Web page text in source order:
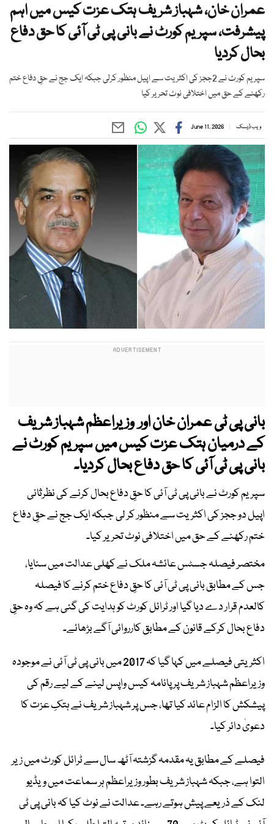
عمران خان، شہباز شریف ہتک عزت کیس میں اہم
پیشرفت، سپریم کورٹ نے بانی پی ٹی آئی کا حق دفاع
بحال کردیا
سپریم کورٹ نے 2ججز کی اکثریت سے اپیل منظور کرلی جبکہ ایک جج نے حقِ دفاع ختم
رکھنے کے حق میں اختلافی نوٹ تحریر کیا
ویب ڈیسک June 11, 2026
بانی پی ٹی عمران خان اور وزیراعظم شہباز شریف
کے درمیان ہتک عزت کیس میں سپریم کورٹ نے
بانی پی ٹی آئی کا حق دفاع بحال کردیا۔
سپریم کورٹ نے بانی پی ٹی آئی کا حقِ دفاع بحال کرنے کی نظرثانی
اپیل دو ججز کی اکثریت سے منظور کر لی جبکہ ایک جج نے حقِ دفاع
ختم رکھنے کے حق میں اختلافی نوٹ تحریر کیا۔
مختصر فیصلہ جسٹس عائشہ ملک نے کھلی عدالت میں سنایا،
جس کے مطابق بانی پی ٹی آئی کا حقِ دفاع ختم کرنے کا فیصلہ
کالعدم قرار دے دیا گیا اور ٹرائل کورٹ کو ہدایت کی گئی ہے کہ وہ حقِ
دفاع بحال کرکے قانون کے مطابق کارروائی آگے بڑھائے۔
اکثریتی فیصلے میں کہا گیا کہ 2017 میں بانی پی ٹی آئی نے موجودہ
وزیراعظم شہباز شریف پر پانامہ کیس واپس لینے کے لیے رقم کی
پیشکش کا الزام عائد کیا تھا، جس پر شہباز شریف نے ہتکِ عزت کا
دعویٰ دائر کیا۔
فیصلے کے مطابق یہ مقدمہ گزشتہ آٹھ سال سے ٹرائل کورٹ میں زیر
التوا ہے، جبکہ شہباز شریف بطور وزیراعظم ہر سماعت میں ویڈیو
لنک کے ذریعے پیش ہوتے رہے۔ عدالت نے نوٹ کیا کہ بانی پی ٹی